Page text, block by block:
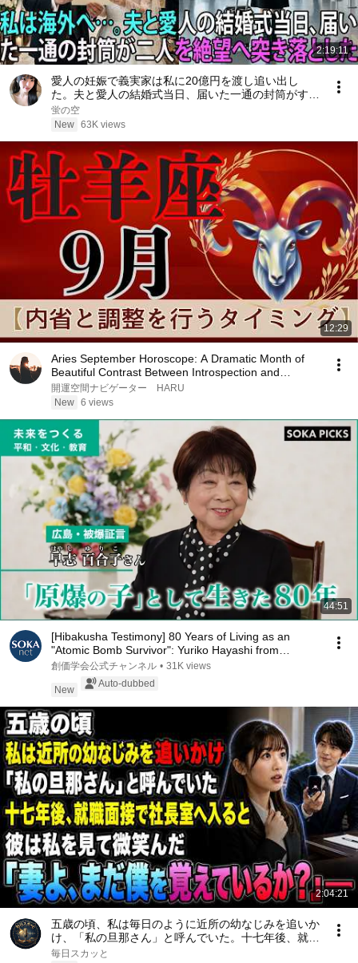
2:19:11
愛人の妊娠で義実家は私に20億円を渡し追い出し
た。夫と愛人の結婚式当日、届いた一通の封筒がすべ
てを終わらせた――| 感動する話 | スカッとする話
蛍の空
New 63K views
12:29
Aries September Horoscope: A Dramatic Month of
Beautiful Contrast Between Introspection and
Passion
開運空間ナビゲーター HARU
New 6 views
44:51
[Hibakusha Testimony] 80 Years of Living as an
"Atomic Bomb Survivor": Yuriko Hayashi from
Hirosh...
創価学会公式チャンネル • 31K views
New
Auto-dubbed
2:04:21
五歳の頃、私は毎日のように近所の幼なじみを追いか
け、「私の旦那さん」と呼んでいた。十七年後、就職
面接で社長室へ入ると、彼は私を見て微笑んだ。「妻
毎日スカッと